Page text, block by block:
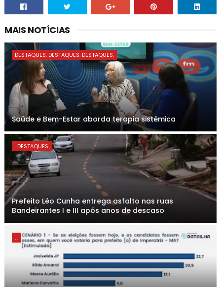
MAIS NOTÍCIAS
DESTAQUES. DESTAQUES. DESTAQUES.
Saúde e Bem-Estar aborda terapia sistêmica
. DESTAQUES.
Prefeito Léo Cunha entrega asfalto nas ruas
Bandeirantes I e III após anos de descaso
. .